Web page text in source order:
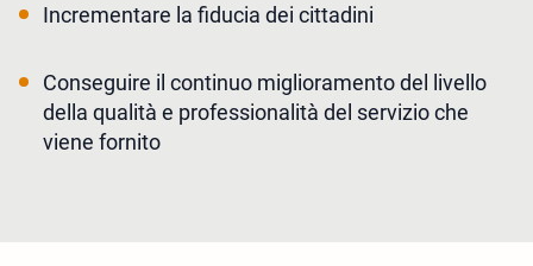
Incrementare la fiducia dei cittadini
Conseguire il continuo miglioramento del livello
della qualità e professionalità del servizio che
viene fornito